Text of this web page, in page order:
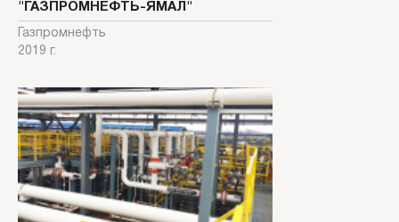
"ГАЗПРОМНЕФТЬ-ЯМАЛ"
Газпромнефть
2019 г.